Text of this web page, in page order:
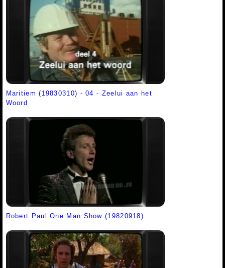
Maritiem (19830310) - 04 - Zeelui aan het
Woord
Robert Paul One Man Show (19820918)